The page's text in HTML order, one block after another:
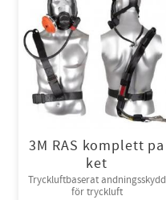
3M RAS komplett pa
ket
Tryckluftbaserat andningsskydd
för tryckluft